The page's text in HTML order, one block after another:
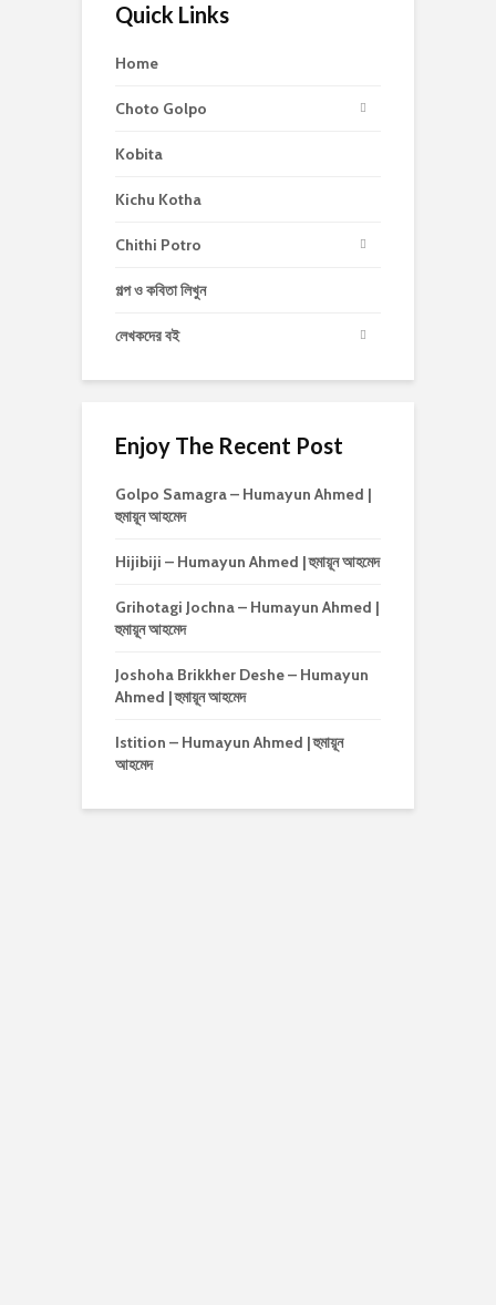
Quick Links
Home
Choto Golpo
Kobita
Kichu Kotha
Chithi Potro
গল্প ও কবিতা লিখুন
লেখকদের বই
Enjoy The Recent Post
Golpo Samagra – Humayun Ahmed |
হুমায়ূন আহমেদ
Hijibiji – Humayun Ahmed | হুমায়ূন আহমেদ
Grihotagi Jochna – Humayun Ahmed |
হুমায়ূন আহমেদ
Joshoha Brikkher Deshe – Humayun
Ahmed | হুমায়ূন আহমেদ
Istition – Humayun Ahmed | হুমায়ূন
আহমেদ